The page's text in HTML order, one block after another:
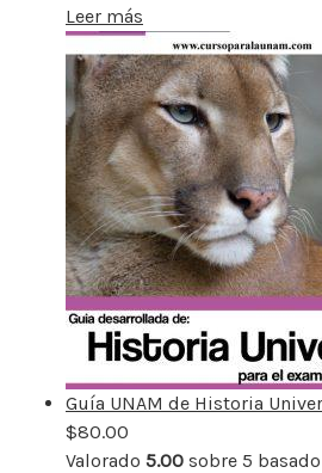
Leer más
Guía UNAM de Historia
$80.00
Valorado 5.00 sobre 5